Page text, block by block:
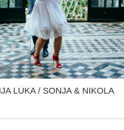
LUKA / SONJA & NIKOLA